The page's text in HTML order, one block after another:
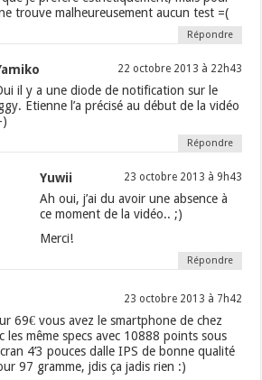
trouve malheureusement aucun test =(
Répondre
22 octobre 2013 à 22h43
il y a une diode de notification sur le
Etienne l’a précisé au début de la vidéo
)
Répondre
Yuwii 23 octobre 2013 à 9h43
Ah oui, j’ai du avoir une absence à
ce moment de la vidéo.. ;)
Merci!
Répondre
23 octobre 2013 à 7h42
69€ vous avez le smartphone de chez
les même specs avec 10888 points sous
4’3 pouces dalle IPS de bonne qualité
97 gramme, jdis ça jadis rien :)